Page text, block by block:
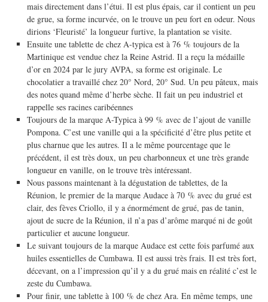
mais directement dans l’étui. Il est plus épais, car il contient un peu
de grue, sa forme incurvée, on le trouve un peu fort en odeur. Nous
dirions ‘Fleuristé’ la longueur furtive, la plantation se visite.
Ensuite une tablette de chez A-typica est à 76 % toujours de la
Martinique est vendue chez la Reine Astrid. Il a reçu la médaille
d’or en 2024 par le jury AVPA, sa forme est originale. Le
chocolatier a travaillé chez 20° Nord, 20° Sud. Un peu pâteux, mais
des notes quand même d’herbe sèche. Il fait un peu industriel et
rappelle ses racines caribéennes
Toujours de la marque A-Typica à 99 % avec de l’ajout de vanille
Pompona. C’est une vanille qui a la spécificité d’être plus petite et
plus charnue que les autres. Il a le même pourcentage que le
précédent, il est très doux, un peu charbonneux et une très grande
longueur en vanille, on le trouve très intéressant.
Nous passons maintenant à la dégustation de tablettes, de la
Réunion, le premier de la marque Audace à 70 % avec du grué est
clair, des fèves Criollo, il y a énormément de grué, pas de tanin,
ajout de sucre de la Réunion, il n’a pas d’arôme marqué ni de goût
particulier et aucune longueur.
Le suivant toujours de la marque Audace est cette fois parfumé aux
huiles essentielles de Cumbawa. Il est aussi très frais. Il est très fort,
décevant, on a l’impression qu’il y a du grué mais en réalité c’est le
zeste du Cumbawa.
Pour finir, une tablette à 100 % de chez Ara. En même temps, une